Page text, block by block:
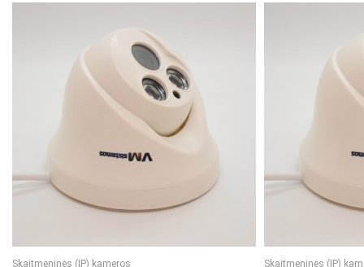
Skaitmeninės (IP) kameros Skaitmeninės (IP)